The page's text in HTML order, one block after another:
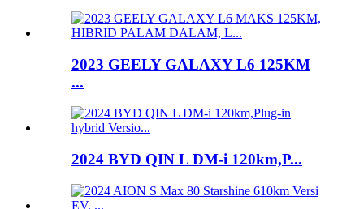
2023 GEELY GALAXY L6 125KM
...
2024 BYD QIN L DM-i 120km,P...